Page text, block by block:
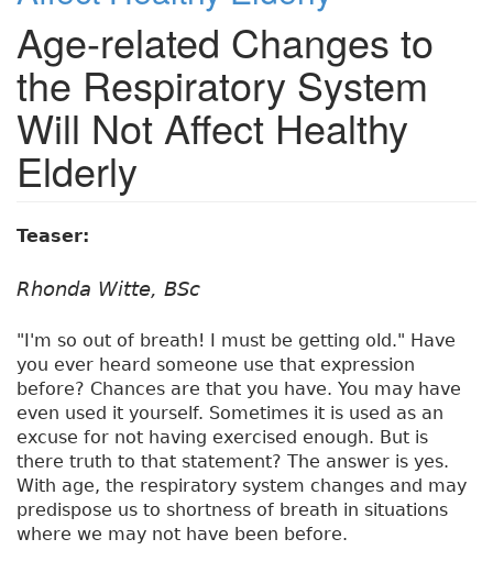
Age-related Changes to
the Respiratory System
Will Not Affect Healthy
Elderly
Teaser:
Rhonda Witte, BSc
"I'm so out of breath! I must be getting old." Have
you ever heard someone use that expression
before? Chances are that you have. You may have
even used it yourself. Sometimes it is used as an
excuse for not having exercised enough. But is
there truth to that statement? The answer is yes.
With age, the respiratory system changes and may
predispose us to shortness of breath in situations
where we may not have been before.